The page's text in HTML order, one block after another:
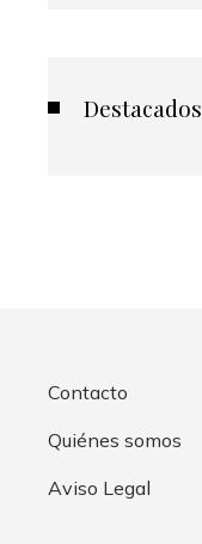
Destacados
Contacto
Quiénes somos
Aviso Legal